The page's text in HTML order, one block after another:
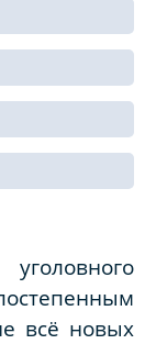
всё новых